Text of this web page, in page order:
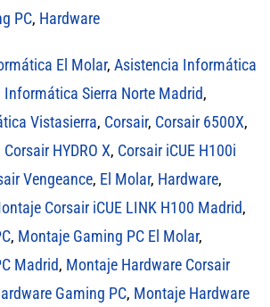
PC, Hardware
El Molar, Asistencia Informática
Sierra Norte Madrid,
Vistasierra, Corsair, Corsair 6500X,
Corsair HYDRO X, Corsair iCUE H100i
Vengeance, El Molar, Hardware,
Corsair iCUE LINK H100 Madrid,
, Montaje Gaming PC El Molar,
Madrid, Montaje Hardware Corsair
Gaming PC, Montaje Hardware